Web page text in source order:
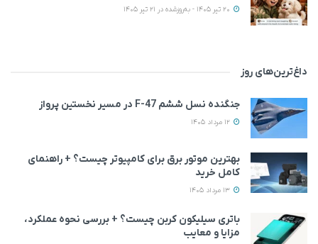
داغ‌ترین‌های روز
جنگنده نسل ششم F-47 در مسیر نخستین پرواز
بهترین موتور برق برای کامپیوتر چیست؟ + راهنمای
کامل خرید
باتری سیلیکون کربن چیست؟ + بررسی نحوه عملکرد،
مزایا و معایب